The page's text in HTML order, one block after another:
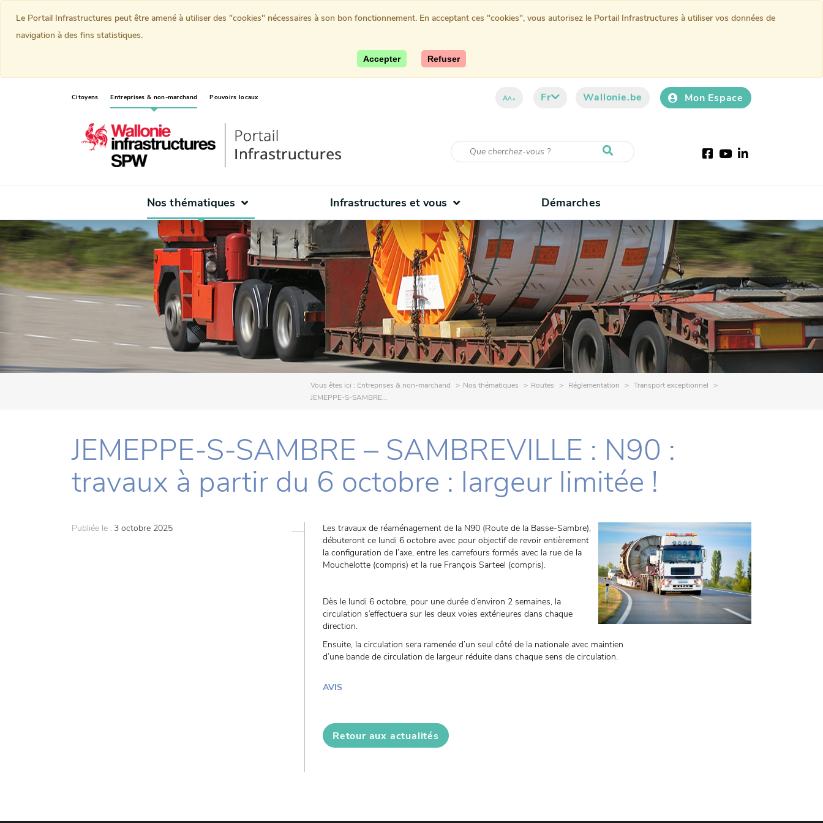
Citoyens Entreprises & non-marchand(current)Pouvoirs locaux AAA Fr Wallonie.be Mon Espace
Facebook
YoutubeLinkedIn
Nos thématiques Infrastructures et vous Démarches
Vous êtes ici : Entreprises & non-marchand Nos thématiques Routes Réglementation
Transport exceptionnel
JEMEPPE-S-SAMBRE...
JEMEPPE-S-SAMBRE – SAMBREVILLE : N90 :
travaux à partir du 6 octobre : largeur limitée !
Publiée le : 3 octobre 2025
Les travaux de réaménagement de la N90 (Route de la Basse-Sambre),
débuteront ce lundi 6 octobre avec pour objectif de revoir entièrement
la configuration de l’axe, entre les carrefours formés avec la rue de la
Mouchelotte (compris) et la rue François Sarteel (compris).
Dès le lundi 6 octobre, pour une durée d’environ 2 semaines, la
circulation s’effectuera sur les deux voies extérieures dans chaque
direction.
Ensuite, la circulation sera ramenée d’un seul côté de la nationale avec maintien
d’une bande de circulation de largeur réduite dans chaque sens de circulation.
AVIS
Retour aux actualités
Le Portail Infrastructures peut être amené à utiliser des "cookies" nécessaires à son bon fonctionnement. En acceptant ces "cookies", vous autorisez le Portail Infrastructures à utiliser vos données de
navigation à des fins statistiques.
Accepter Refuser